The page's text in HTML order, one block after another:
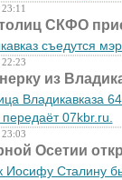
23:11
СКФО
съедутся
22:23
из
Владикавказа
07kbr.ru.
23:03
Осетии
Иосифу Сталину